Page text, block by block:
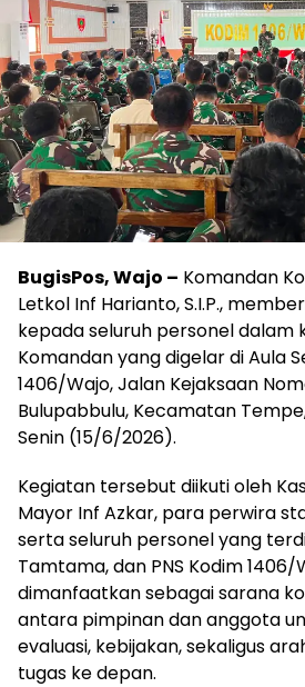
BugisPos, Wajo – Komandan
Letkol Inf Harianto, S.I.P.,
kepada seluruh personel dalam
Komandan yang digelar di Aula
1406/Wajo, Jalan Kejaksaan
Bulupabbulu, Kecamatan
Senin (15/6/2026).
Kegiatan tersebut diikuti oleh
Mayor Inf Azkar, para perwira
serta seluruh personel yang
Tamtama, dan PNS Kodim
dimanfaatkan sebagai sarana
antara pimpinan dan anggota
evaluasi, kebijakan, sekaligus
tugas ke depan.